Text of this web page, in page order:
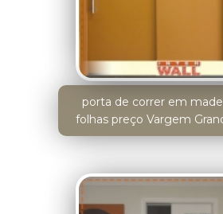
porta de correr em
folhas preço Vargem